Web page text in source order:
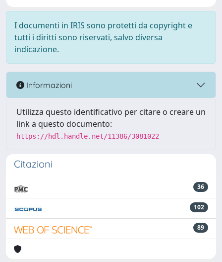
I documenti in IRIS sono protetti da copyright e
tutti i diritti sono riservati, salvo diversa
indicazione.
Informazioni
Utilizza questo identificativo per citare o creare un
link a questo documento:
https://hdl.handle.net/11386/3081022
Citazioni
36
102
89